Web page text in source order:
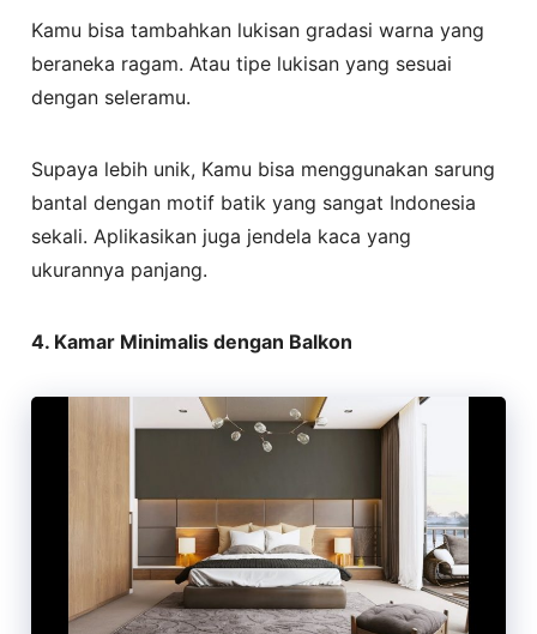
Kamu bisa tambahkan lukisan gradasi warna yang
beraneka ragam. Atau tipe lukisan yang sesuai
dengan seleramu.
Supaya lebih unik, Kamu bisa menggunakan sarung
bantal dengan motif batik yang sangat Indonesia
sekali. Aplikasikan juga jendela kaca yang
ukurannya panjang.
4. Kamar Minimalis dengan Balkon